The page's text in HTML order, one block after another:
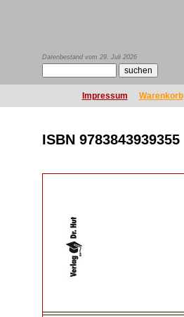
Datenbestand vom 29. Juli 2026
Impressum Warenkorb
ISBN 9783843939355